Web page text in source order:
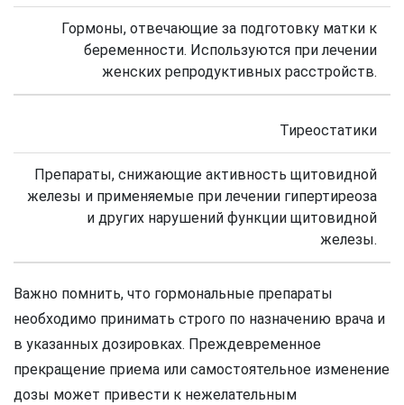
Гормоны, отвечающие за подготовку матки к
беременности. Используются при лечении
женских репродуктивных расстройств.
Тиреостатики
Препараты, снижающие активность щитовидной
железы и применяемые при лечении гипертиреоза
и других нарушений функции щитовидной
железы.
Важно помнить, что гормональные препараты
необходимо принимать строго по назначению врача и
в указанных дозировках. Преждевременное
прекращение приема или самостоятельное изменение
дозы может привести к нежелательным